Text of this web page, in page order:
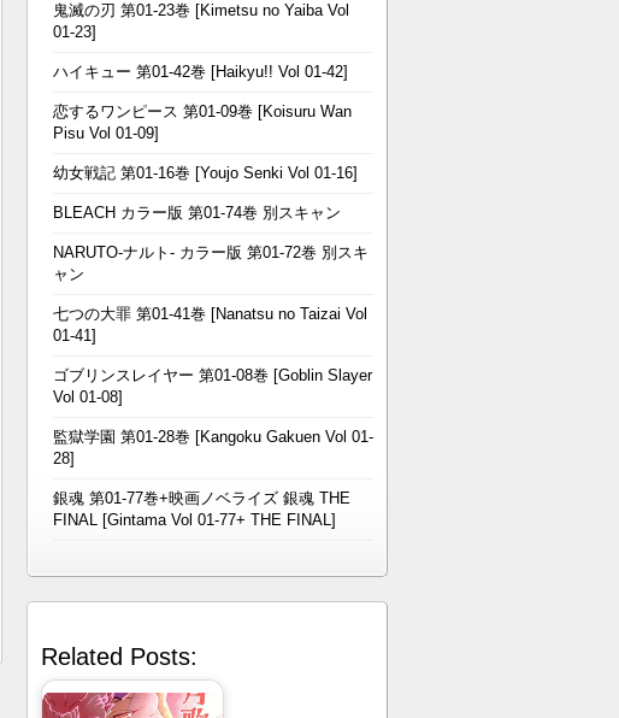
鬼滅の刃 第01-23巻 [Kimetsu no Yaiba Vol
01-23]
ハイキュー 第01-42巻 [Haikyu!! Vol 01-42]
恋するワンピース 第01-09巻 [Koisuru Wan
Pisu Vol 01-09]
幼女戦記 第01-16巻 [Youjo Senki Vol 01-16]
BLEACH カラー版 第01-74巻 別スキャン
NARUTO-ナルト- カラー版 第01-72巻 別スキ
ャン
七つの大罪 第01-41巻 [Nanatsu no Taizai Vol
01-41]
ゴブリンスレイヤー 第01-08巻 [Goblin Slayer
Vol 01-08]
監獄学園 第01-28巻 [Kangoku Gakuen Vol 01-
28]
銀魂 第01-77巻+映画ノベライズ 銀魂 THE
FINAL [Gintama Vol 01-77+ THE FINAL]
Related Posts: